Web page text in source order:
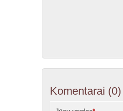
Komentarai (0)